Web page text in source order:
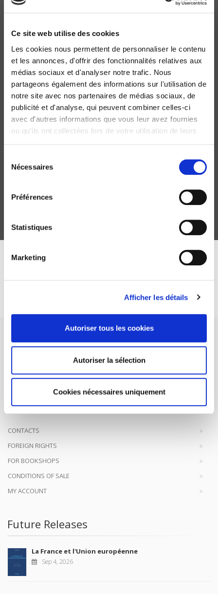
Ce site web utilise des cookies
Les cookies nous permettent de personnaliser le contenu
et les annonces, d'offrir des fonctionnalités relatives aux
médias sociaux et d'analyser notre trafic. Nous
partageons également des informations sur l'utilisation de
notre site avec nos partenaires de médias sociaux, de
publicité et d'analyse, qui peuvent combiner celles-ci
avec d'autres informations que vous leur avez fournies
ou qu'ils ont collectées lors de votre utilisation de leurs
Nécessaires
Préférences
Statistiques
Marketing
Afficher les détails
Autoriser tous les cookies
Autoriser la sélection
Cookies nécessaires uniquement
William Genieys
William Genieys
DISCOVER OUR JOURNALS
SCIENCES PO UNIVERSITY PRESS has a threefold role: to publish
original research, to edit reference works for student use, and to
CONTACTS
FOREIGN RIGHTS
FOR BOOKSHOPS
CONDITIONS OF SALE
MY ACCOUNT
Future Releases
La France et l'Union européenne
Sep 4, 2026